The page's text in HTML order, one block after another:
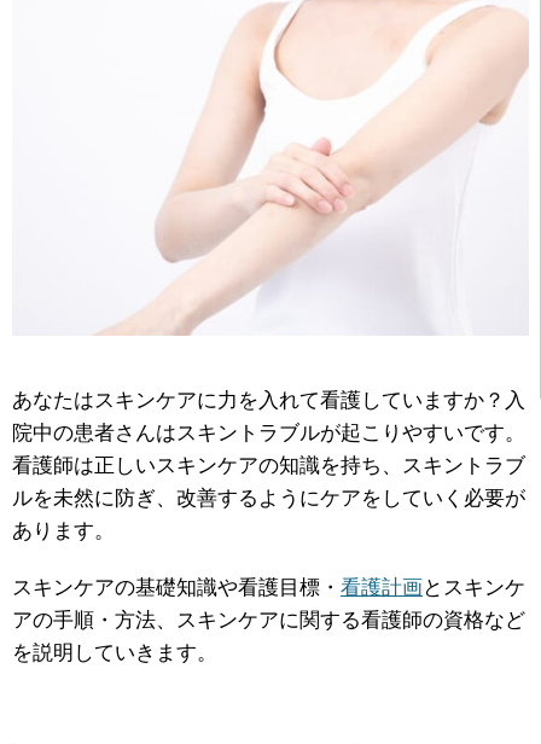
あなたはスキンケアに力を入れて看護していますか？入
院中の患者さんはスキントラブルが起こりやすいです。
看護師は正しいスキンケアの知識を持ち、スキントラブ
ルを未然に防ぎ、改善するようにケアをしていく必要が
あります。
スキンケアの基礎知識や看護目標・ 看護計画 とスキンケ
アの手順・方法、スキンケアに関する看護師の資格など
を説明していきます。